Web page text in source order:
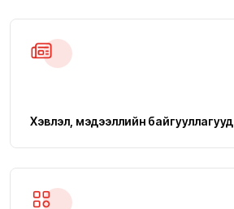
Хэвлэл, мэдээллийн байгууллагууд